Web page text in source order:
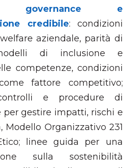
governance e
credibile: condizioni
aziendale, parità di
di inclusione e
competenze, condizioni
fattore competitivo;
e procedure di
per gestire impatti, rischi e
Modello Organizzativo 231
linee guida per una
sulla sostenibilità